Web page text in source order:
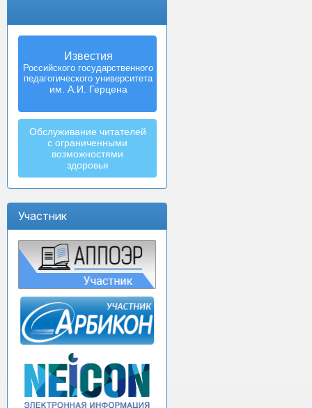
Известия
Российского государственного
педагогического университета
им. А.И. Герцена
Izvestia:
Herzen University
Journal of
Humanities & Sciences
Обслуживание читателей
с ограниченными
возможностями
здоровья
Участник